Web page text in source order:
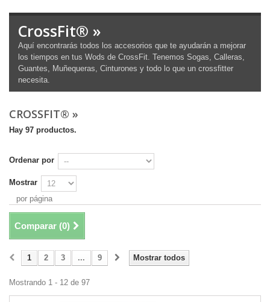
CrossFit® »
Aquí encontrarás todos los accesorios que te ayudarán a mejorar
los tiempos en tus Wods de CrossFit. Tenemos Sogas, Calleras,
Guantes, Muñequeras, Cinturones y todo lo que un crossfitter
necesita.
CROSSFIT® »
Hay 97 productos.
Ordenar por
Mostrar
por página
Comparar (0)
Mostrar todos
1 2 3 ... 9
Mostrando 1 - 12 de 97